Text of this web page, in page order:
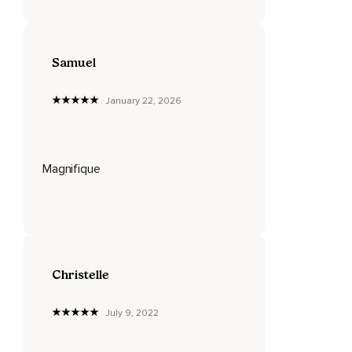
Expirez.
apporte,
Inspirez,
Samuel
January 22, 2026
Magnifique
Christelle
July 9, 2022